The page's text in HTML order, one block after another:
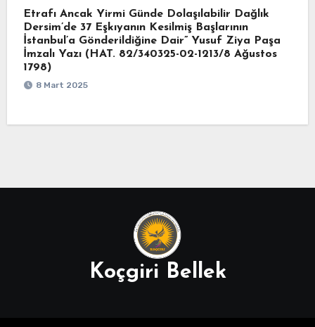
Etrafı Ancak Yirmi Günde Dolaşılabilir Dağlık
Dersim’de 37 Eşkıyanın Kesilmiş Başlarının
İstanbul’a Gönderildiğine Dair” Yusuf Ziya Paşa
İmzalı Yazı (HAT. 82/340325-02-1213/8 Ağustos
1798)
8 Mart 2025
Koçgiri Bellek